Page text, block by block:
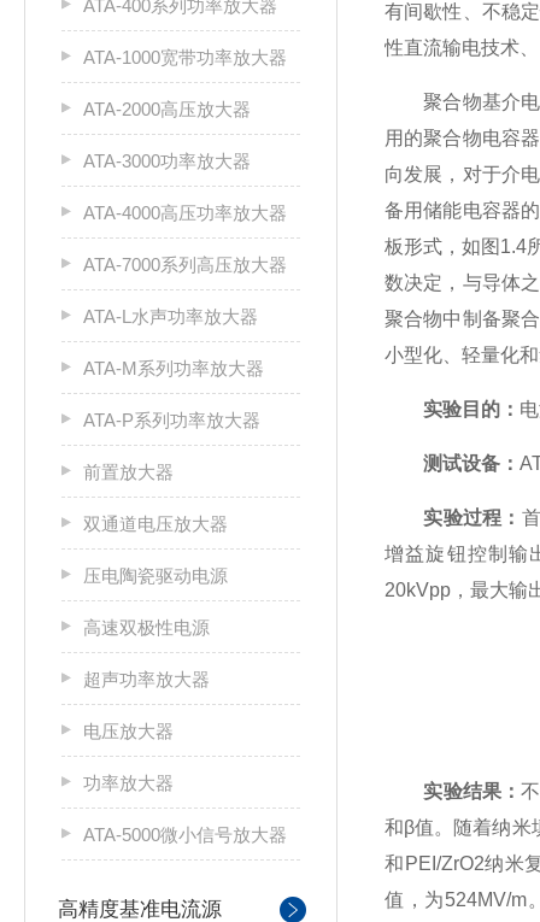
ATA-400系列功率放大器
ATA-1000宽带功率放大器
ATA-2000高压放大器
ATA-3000功率放大器
ATA-4000高压功率放大器
ATA-7000系列高压放大器
ATA-L水声功率放大器
ATA-M系列功率放大器
ATA-P系列功率放大器
前置放大器
双通道电压放大器
压电陶瓷驱动电源
高速双极性电源
超声功率放大器
电压放大器
功率放大器
ATA-5000微小信号放大器
高精度基准电流源
有间歇性、不稳
性直流输电技术
聚合物基介电
用的聚合物电容
向发展，对于介
备用储能电容器
板形式，如图1.4
数决定，与导体
聚合物中制备聚
小型化、轻量化
实验目的：
测试设备：
实验过程：
增益旋钮控制输
20kVpp，最大输
实验结果：
和β值。随着纳米
和PEI/ZrO2纳米
值，为524MV/m